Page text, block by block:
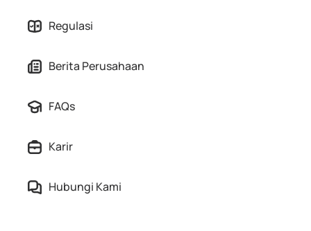
Regulasi
Berita Perusahaan
FAQs
Karir
Hubungi Kami